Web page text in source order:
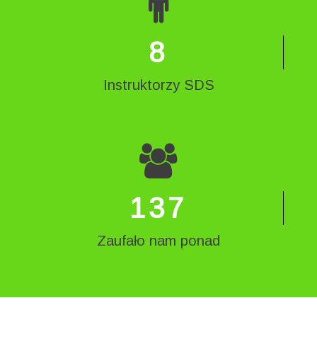
8
Instruktorzy SDS
148
Zaufało nam ponad